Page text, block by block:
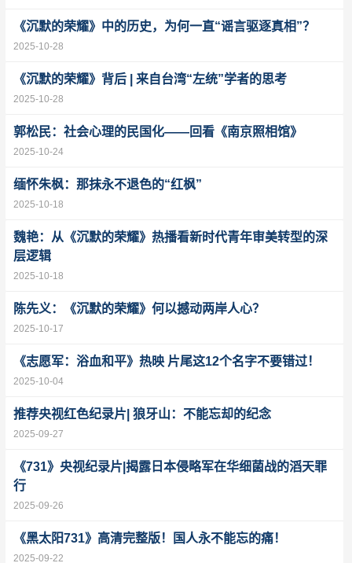
《沉默的荣耀》中的历史，为何一直“谣言驱逐真相”？
2025-10-28
《沉默的荣耀》背后 | 来自台湾“左统”学者的思考
2025-10-28
郭松民：社会心理的民国化——回看《南京照相馆》
2025-10-24
缅怀朱枫：那抹永不退色的“红枫”
2025-10-18
魏艳：从《沉默的荣耀》热播看新时代青年审美转型的深
层逻辑
2025-10-18
陈先义：《沉默的荣耀》何以撼动两岸人心？
2025-10-17
《志愿军：浴血和平》热映 片尾这12个名字不要错过！
2025-10-04
推荐央视红色纪录片| 狼牙山：不能忘却的纪念
2025-09-27
《731》央视纪录片|揭露日本侵略军在华细菌战的滔天罪
行
2025-09-26
《黑太阳731》高清完整版！国人永不能忘的痛！
2025-09-22